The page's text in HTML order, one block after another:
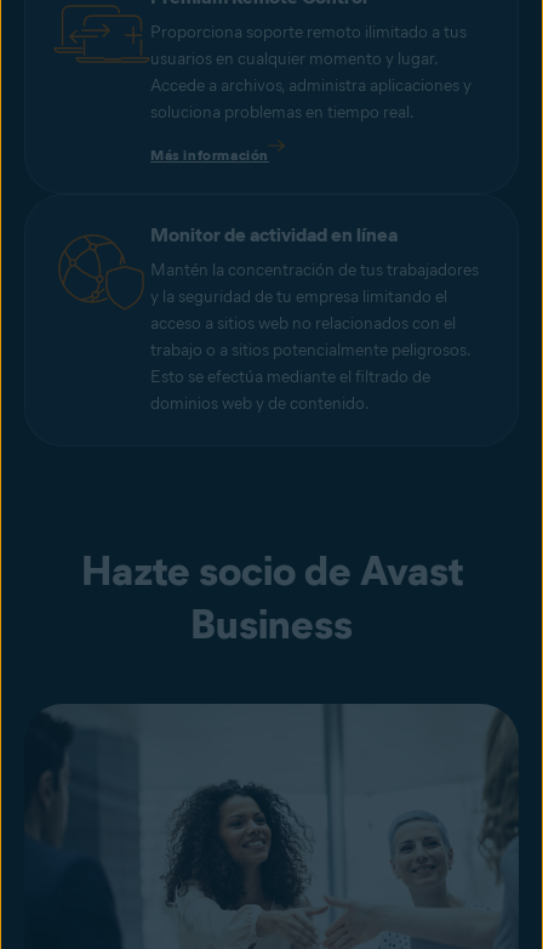
Proporciona soporte remoto ilimitado a tus
usuarios en cualquier momento y lugar.
Accede a archivos, administra aplicaciones y
soluciona problemas en tiempo real.
Más información
Monitor de actividad en línea
Mantén la concentración de tus trabajadores
y la seguridad de tu empresa limitando el
acceso a sitios web no relacionados con el
trabajo o a sitios potencialmente peligrosos.
Esto se efectúa mediante el filtrado de
dominios web y de contenido.
Hazte socio de Avast
Business